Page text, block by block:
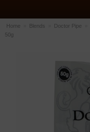
Filtros para Cachimbo
Suportes Bertoldi para
Home Blends Doctor Pipe
50g